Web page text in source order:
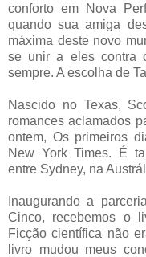
conforto em Nova
quando sua amiga
máxima deste novo
se unir a eles contra
sempre. A escolha de
Nascido no Texas,
romances aclamados
ontem, Os primeiros
New York Times. É
entre Sydney, na
Inaugurando a
Cinco, recebemos o
Ficção científica não
livro mudou meus